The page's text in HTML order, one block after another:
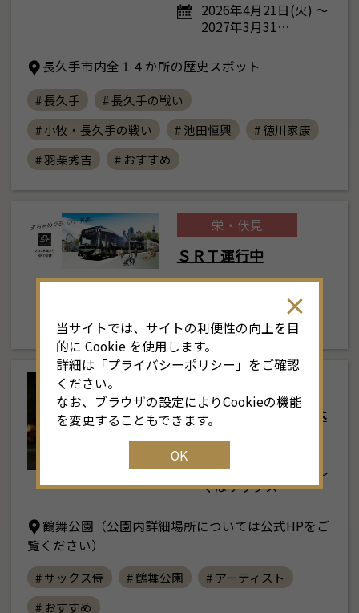
2026年8月
火
1
2 3 4 5
9 10
16 17 18 19 20
26
3 4
<< >>
2026年4月21日(火) ～
2027年3月31…
長久手市内全１４か所の歴史スポット
# 長久手
# 長久手の戦い
# 小牧・長久手の戦い
# 池田恒興
# 徳川家康
# 羽柴秀吉
# おすすめ
栄・伏見
ＳＲＴ運行中
月、運行中（火…
サックス侍 鶴舞公園 木
原則毎週木曜日（詳し
くはサックス…
鶴舞公園（公園内詳細場所については公式HPをご
覧ください）
# サックス侍 # 鶴舞公園
# アーティスト
# おすすめ
当サイトでは、サイトの利便性の向上を目
的に Cookie を使用します。
詳細は「プライバシーポリシー 」をご確認
ください。
なお、ブラウザの設定によりCookieの機能
を変更することもできます。
OK